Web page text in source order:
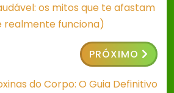
os mitos que te afastam
realmente funciona)
PRÓXIMO
do Corpo: O Guia Definitivo